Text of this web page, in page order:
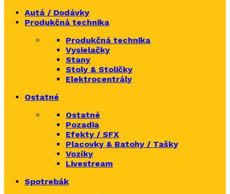
Autá / Dodávky
Produkčná technika
Produkčná technika
Vysielačky
Stany
Stoly & Stoličky
Elektrocentrály
Ostatné
Ostatné
Pozadia
Efekty / SFX
Placovky & Batohy / Tašky
Vozíky
Livestream
Spotrebák